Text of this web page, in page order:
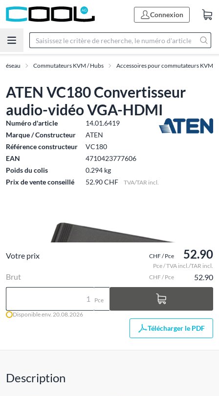
Connexion
Commutateurs KVM / Hubs Accessoires pour commutateurs KVM
ATEN VC180 Convertisseur
audio-vidéo VGA-HDMI
Numéro d'article
14.01.6419
Marque / Constructeur
ATEN
Référence constructeur
VC180
EAN
4710423777606
Poids du colis
0.294 kg
Prix de vente conseillé
52.90 CHF TVA/TAR incl.
Votre prix CHF / Pce 52.90
Pce / TVA incl./TAR incl.
Brut CHF / Pce 52.90
Pce
Disponible env. 20.08.2026
Télécharger le PDF
Description